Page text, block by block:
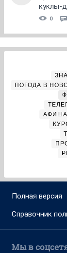
куклы-
0
ПОГОДА В
Полная версия
Справочник
Мы в